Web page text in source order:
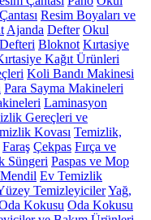
Resim Boyaları ve
Ajanda Defter Okul
Bloknot Kırtasiye
Kağıt Ürünleri
Koli Bandı Makinesi
Para Sayma Makineleri
Laminasyon
Gereçleri ve
Kovası Temizlik,
Faraş Çekpas Fırça ve
Süngeri Paspas ve Mop
Ev Temizlik
TemizleyicilerYağ,
Kokusu Oda Kokusu